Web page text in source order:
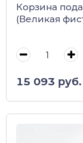
Корзина
(Великая
15 093 руб.